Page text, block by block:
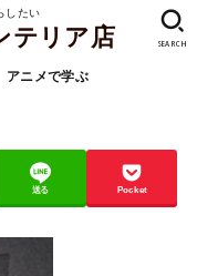
したい
テリア店
アニメで学ぶ
SEARCH
送る Pocket